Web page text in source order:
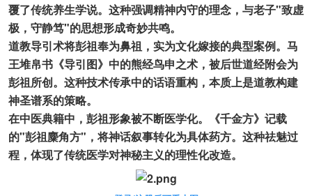
覆了传统养生学说。这种强调精神内守的理念，与老子"致虚
极，守静笃"的思想形成奇妙共鸣。
道教导引术将彭祖奉为鼻祖，实为文化嫁接的典型案例。马
王堆帛书《导引图》中的熊经鸟申之术，被后世道经附会为
彭祖所创。这种技术传承中的话语重构，本质上是道教构建
神圣谱系的策略。
在中医典籍中，彭祖形象被不断医学化。《千金方》记载
的"彭祖麋角方"，将神话叙事转化为具体药方。这种祛魅过
程，体现了传统医学对神秘主义的理性化改造。